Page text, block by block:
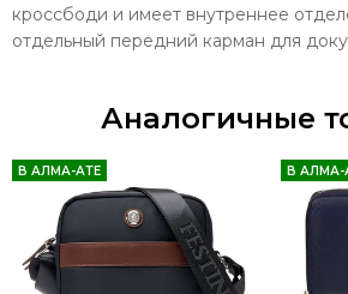
кроссбоди и имеет внутреннее
отдельный передний карман для
Аналогичные
В АЛМА-АТЕ В АЛМА-